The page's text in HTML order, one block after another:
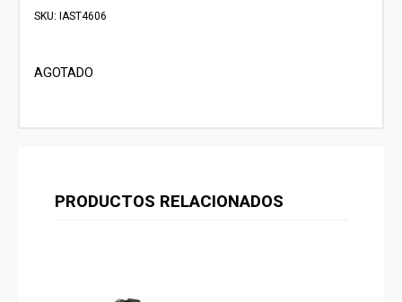
SKU: IAST4606
AGOTADO
PRODUCTOS RELACIONADOS